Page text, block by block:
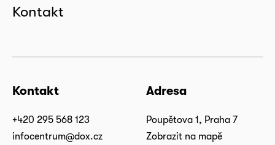
Kontakt
Kontakt
+420 295 568 123
infocentrum@dox.cz
Adresa
Poupětova 1, Praha 7
Zobrazit na mapě